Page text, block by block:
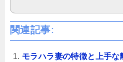
関連記事:
モラハラ妻の特徴と上手